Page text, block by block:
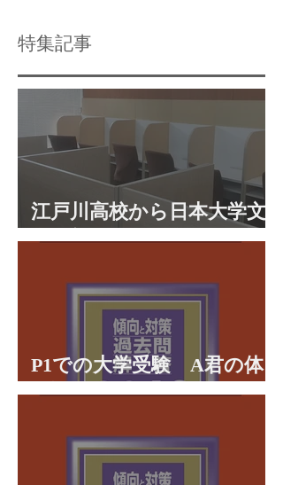
特集記事
江戸川高校から日本大学文
理学部に合格 合格体験談
P1での大学受験 A君の体
験談パート２